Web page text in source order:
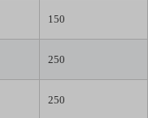
150
250
250